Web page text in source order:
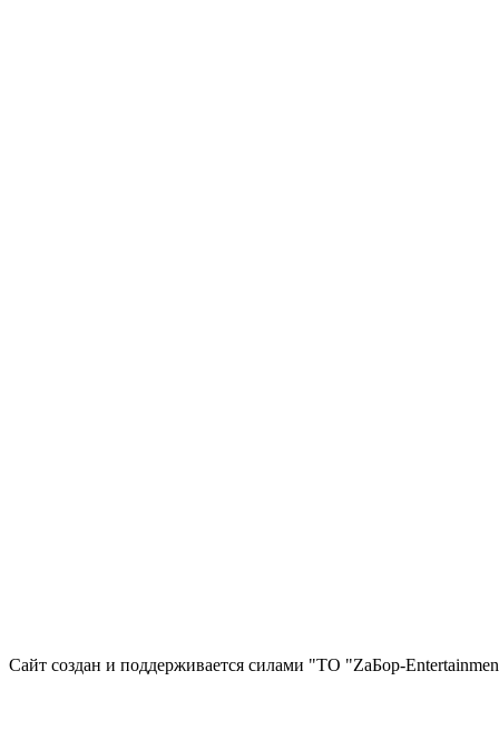
Сайт создан и поддерживается силами "ТО "ZаБор-